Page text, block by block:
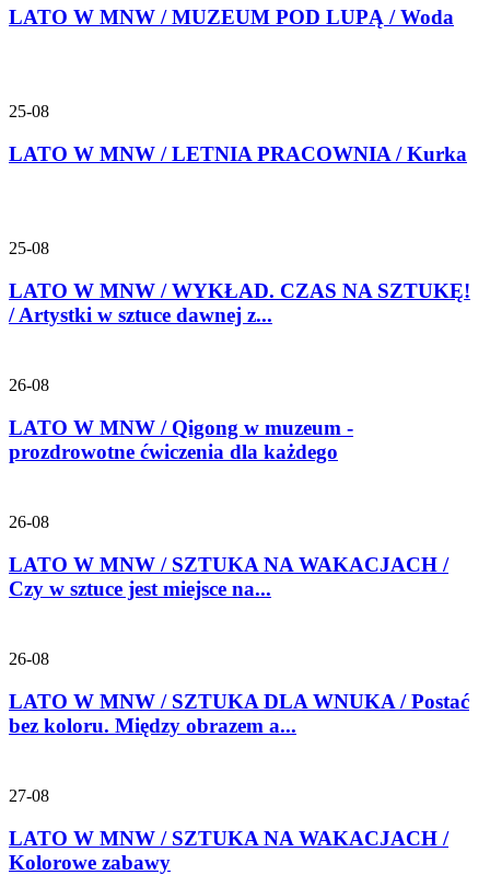
LATO W MNW / MUZEUM POD LUPĄ / Woda
25-08
LATO W MNW / LETNIA PRACOWNIA / Kurka
25-08
LATO W MNW / WYKŁAD. CZAS NA SZTUKĘ!
/ Artystki w sztuce dawnej z...
26-08
LATO W MNW / Qigong w muzeum -
prozdrowotne ćwiczenia dla każdego
26-08
LATO W MNW / SZTUKA NA WAKACJACH /
Czy w sztuce jest miejsce na...
26-08
LATO W MNW / SZTUKA DLA WNUKA / Postać
bez koloru. Między obrazem a...
27-08
LATO W MNW / SZTUKA NA WAKACJACH /
Kolorowe zabawy